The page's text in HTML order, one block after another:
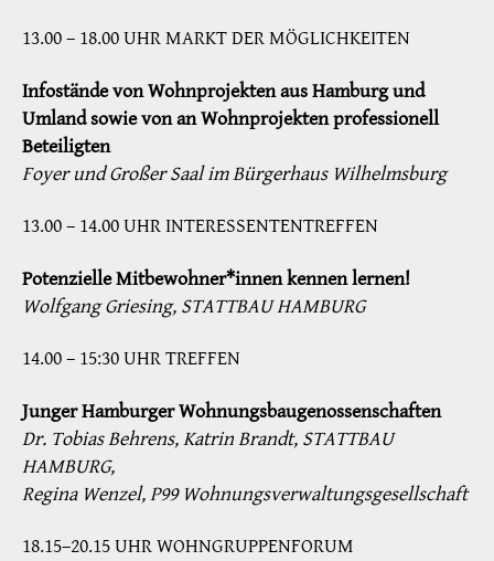
13.00 – 18.00 UHR MARKT DER MÖGLICHKEITEN
Infostände von Wohnprojekten aus Hamburg und
Umland sowie von an Wohnprojekten professionell
Beteiligten
Foyer und Großer Saal im Bürgerhaus Wilhelmsburg
13.00 – 14.00 UHR INTERESSENTENTREFFEN
Potenzielle Mitbewohner*innen kennen lernen!
Wolfgang Griesing, STATTBAU HAMBURG
14.00 – 15:30 UHR TREFFEN
Junger Hamburger Wohnungsbaugenossenschaften
Dr. Tobias Behrens, Katrin Brandt, STATTBAU
HAMBURG,
Regina Wenzel, P99 Wohnungsverwaltungsgesellschaft
18.15–20.15 UHR WOHNGRUPPENFORUM